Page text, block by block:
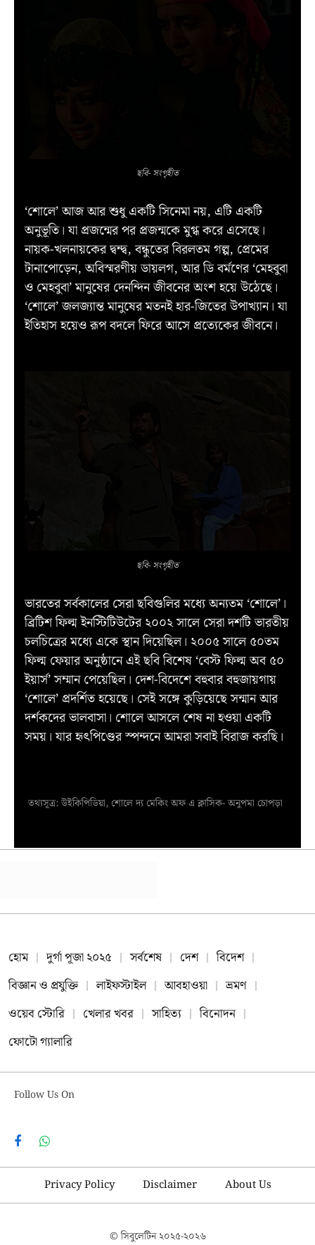
ছবি- সংগৃহীত
‘শোলে’ আজ আর শুধু একটি সিনেমা নয়, এটি একটি
অনুভূতি। যা প্রজন্মের পর প্রজন্মকে মুগ্ধ করে এসেছে।
নায়ক-খলনায়কের দ্বন্দ্ব, বন্ধুতের বিরলতম গল্প, প্রেমের
টানাপোড়েন, অবিস্মরণীয় ডায়লগ, আর ডি বর্মণের ‘মেহবুবা
ও মেহবুবা’ মানুষের দেনন্দিন জীবনের অংশ হয়ে উঠেছে।
‘শোলে’ জলজ্যান্ত মানুষের মতনই হার-জিতের উপাখ্যান। যা
ইতিহাস হয়েও রূপ বদলে ফিরে আসে প্রত্যেকের জীবনে।
ছবি- সংগৃহীত
ভারতের সর্বকালের সেরা ছবিগুলির মধ্যে অন্যতম ‘শোলে’।
ব্রিটিশ ফিল্ম ইনস্টিটিউটের ২০০২ সালে সেরা দশটি ভারতীয়
চলচিত্রের মধ্যে একে স্থান দিয়েছিল। ২০০৫ সালে ৫০তম
ফিল্ম ফেয়ার অনুষ্ঠানে এই ছবি বিশেষ ‘বেস্ট ফিল্ম অব ৫০
ইয়ার্স’ সম্মান পেয়েছিল। দেশ-বিদেশে বহুবার বহুজায়গায়
‘শোলে’ প্রদর্শিত হয়েছে। সেই সঙ্গে কুড়িয়েছে সন্মান আর
দর্শকদের ভালবাসা। শোলে আসলে শেষ না হওয়া একটি
সময়। যার হৃৎপিণ্ডের স্পন্দনে আমরা সবাই বিরাজ করছি।
তথ্যসূত্র: উইকিপিডিয়া, শোলে দ্য মেকিং অফ এ ক্লাসিক- অনুপমা চোপড়া
হোম দুর্গা পূজা ২০২৫ সর্বশেষ দেশ
বিদেশ
বিজ্ঞান ও প্রযুক্তি
লাইফস্টাইল আবহাওয়া
ভ্রমণ
ওয়েব স্টোরি
খেলার খবর সাহিত্য
বিনোদন
ফোটো গ্যালারি
Follow Us On
FacebookWhatsApp
Privacy Policy Disclaimer About Us
© সিবুলেটিন২০২৫-২০২৬